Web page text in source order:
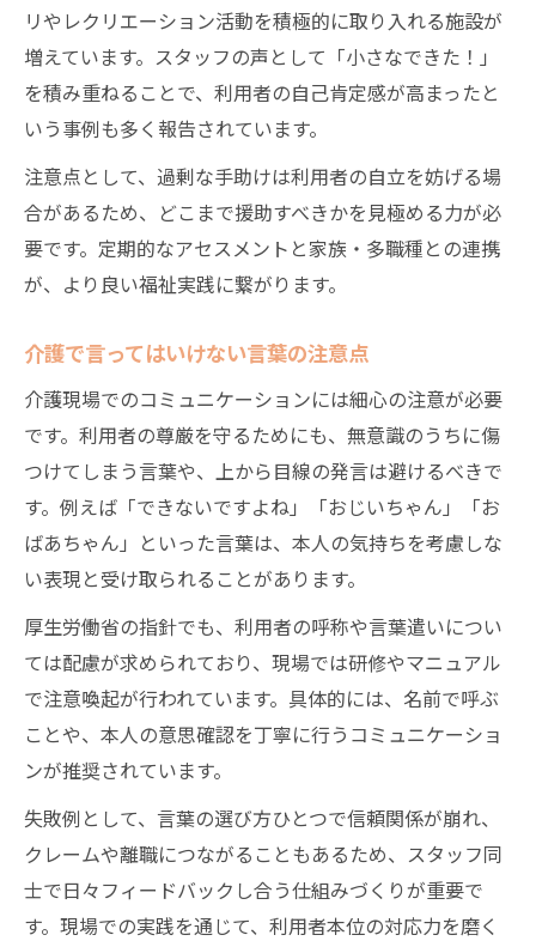
リやレクリエーション活動を積極的に取り入れる施設が
増えています。スタッフの声として「小さなできた！」
を積み重ねることで、利用者の自己肯定感が高まったと
いう事例も多く報告されています。
注意点として、過剰な手助けは利用者の自立を妨げる場
合があるため、どこまで援助すべきかを見極める力が必
要です。定期的なアセスメントと家族・多職種との連携
が、より良い福祉実践に繋がります。
介護で言ってはいけない言葉の注意点
介護現場でのコミュニケーションには細心の注意が必要
です。利用者の尊厳を守るためにも、無意識のうちに傷
つけてしまう言葉や、上から目線の発言は避けるべきで
す。例えば「できないですよね」「おじいちゃん」「お
ばあちゃん」といった言葉は、本人の気持ちを考慮しな
い表現と受け取られることがあります。
厚生労働省の指針でも、利用者の呼称や言葉遣いについ
ては配慮が求められており、現場では研修やマニュアル
で注意喚起が行われています。具体的には、名前で呼ぶ
ことや、本人の意思確認を丁寧に行うコミュニケーショ
ンが推奨されています。
失敗例として、言葉の選び方ひとつで信頼関係が崩れ、
クレームや離職につながることもあるため、スタッフ同
士で日々フィードバックし合う仕組みづくりが重要で
す。現場での実践を通じて、利用者本位の対応力を磨く